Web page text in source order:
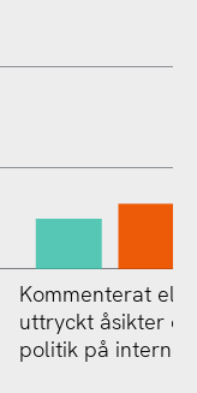
Sökt
politiker
t.ex. på
Kommenterat
uttryckt åsikter
politik på internet